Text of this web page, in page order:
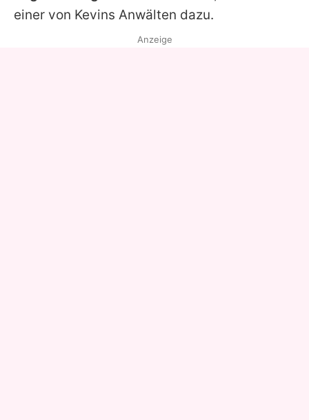
einer von Kevins Anwälten dazu.
Anzeige